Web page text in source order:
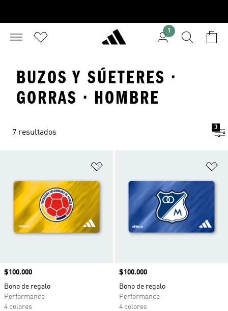
1
BUZOS Y SÚETERES ·
GORRAS · HOMBRE
7 resultados
3
Precio
$100.000
Bono de regalo
Performance
4 colores
Precio
$100.000
Bono de regalo
Performance
4 colores